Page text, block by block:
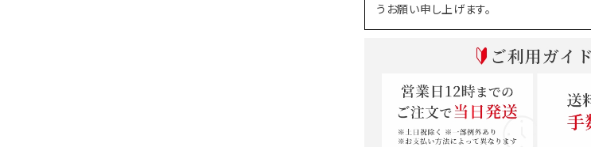
うお願い申し上げます。